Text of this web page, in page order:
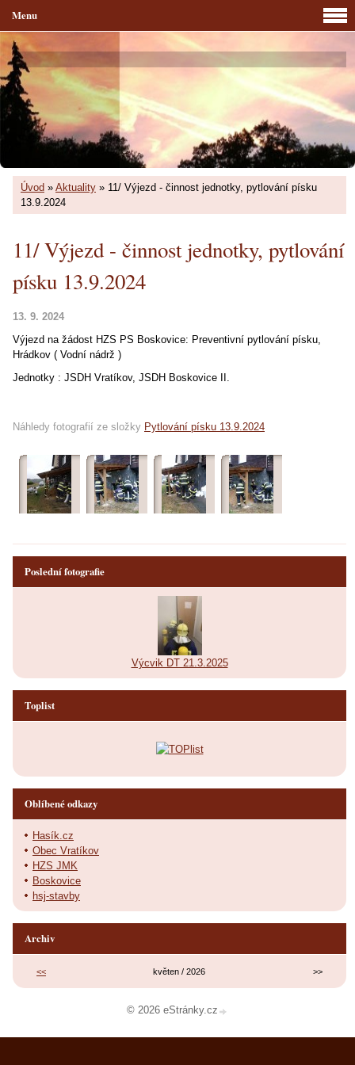
Úvod » Aktuality » 11/ Výjezd - činnost jednotky, pytlování písku
13.9.2024
11/ Výjezd - činnost jednotky, pytlování
písku 13.9.2024
13. 9. 2024
Výjezd na žádost HZS PS Boskovice: Preventivní pytlování písku,
Hrádkov ( Vodní nádrž )
Jednotky : JSDH Vratíkov, JSDH Boskovice II.
Náhledy fotografií ze složky Pytlování písku 13.9.2024
Menu
Poslední fotografie
Výcvik DT 21.3.2025
Toplist
Oblíbené odkazy
Hasík.cz
Obec Vratíkov
HZS JMK
Boskovice
hsj-stavby
Archiv
<< květen / 2026 >>
© 2026 eStránky.cz